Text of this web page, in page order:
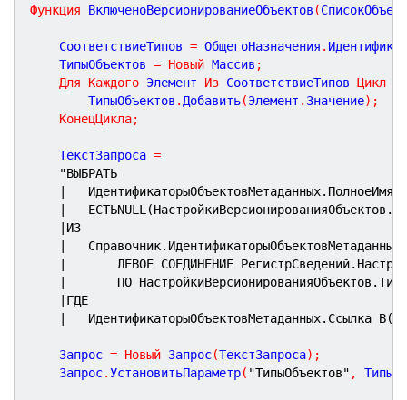
Функция
ВключеноВерсионированиеОбъектов (
	СоответствиеТипов
= ОбщегоНазначения .
	ТипыОбъектов
= Новый Массив ;
Для
Каждого Элемент Из СоответствиеТипов Цикл
		ТипыОбъектов
. Добавить(Элемент . Значение) ;
КонецЦикла;
	ТекстЗапроса
=
"ВЫБРАТЬ
|
|
|ИЗ
|
|		ЛЕВОЕ СОЕДИНЕНИЕ
|		ПО
|ГДЕ
|	ИдентификаторыОбъектовМетаданных.Ссылка
	Запрос
= Новый Запрос(ТекстЗапроса) ;
	Запрос
.УстановитьПараметр( "ТипыОбъектов" ,